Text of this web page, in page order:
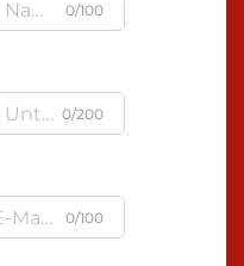
0/100
0/200
0/100